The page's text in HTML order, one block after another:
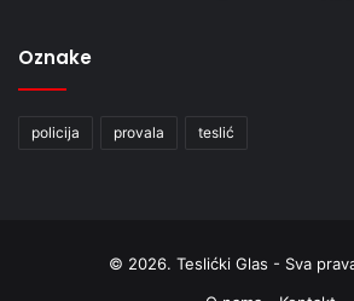
Oznake
policija provala teslić
© 2026. Teslićki Glas - Sva